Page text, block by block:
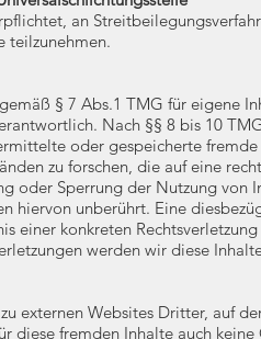
an
teilzunehmen.
§ 7 Abs.1 TMG für eigene
Nach §§ 8 bis 10
oder gespeicherte
zu forschen, die auf eine
oder Sperrung der Nutzung von
hiervon unberührt. Eine
einer konkreten
werden wir diese
externen Websites Dritter, auf
diese fremden Inhalte auch